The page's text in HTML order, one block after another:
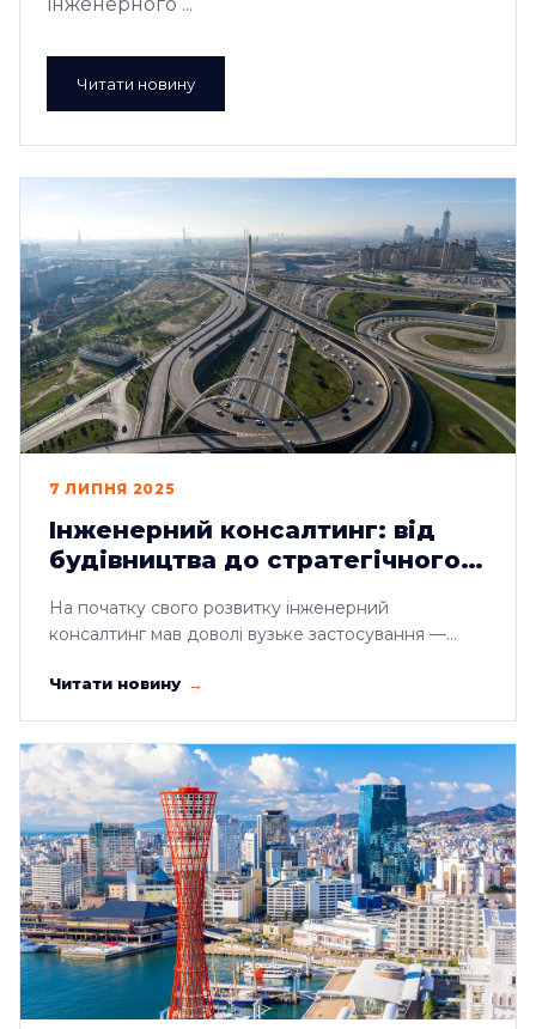
Читати новину
7 ЛИПНЯ 2025
Інженерний консалтинг: від
будівництва до стратегічного
На початку свого розвитку інженерний
консалтинг мав доволі вузьке застосування —
Читати новину